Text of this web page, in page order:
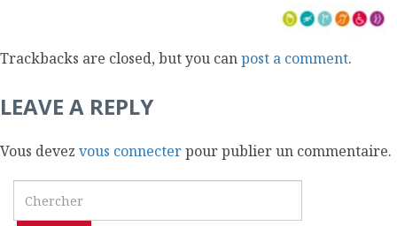
Trackbacks are closed, but you canpost a comment.
LEAVE A REPLY
Vous devez vous connecterpour publier un commentaire.